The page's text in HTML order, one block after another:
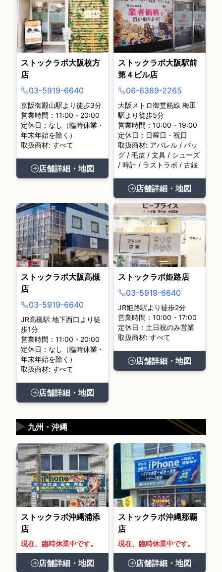
ストックラボ大阪枚方
店
03-5919-6640
京阪御殿山駅より徒歩3分
営業時間：11:00 - 20:00
定休日：なし（臨時休業・
年末年始を除く）
取扱商材: すべて
店舗詳細・地図
ストックラボ大阪駅前
第４ビル店
06-6389-2265
大阪メトロ御堂筋線 梅田
駅より徒歩5分
営業時間：10:00 - 19:00
定休日：日曜日・祝日
取扱商材: アパレル / バッ
グ / 毛皮 / 文具 / シューズ
/ 時計 / ラストラボ / 古銭
店舗詳細・地図
ストックラボ大阪高槻
店
03-5919-6640
JR高槻駅 地下西口より徒
歩1分
営業時間：11:00 - 20:00
定休日：なし（臨時休業・
年末年始を除く）
取扱商材: すべて
店舗詳細・地図
ストックラボ姫路店
03-5919-6640
JR姫路駅より徒歩2分
営業時間：10:00 - 17:00
定休日：土日祝のみ営業
取扱商材: すべて
店舗詳細・地図
九州・沖縄
▶
ストックラボ沖縄浦添
店
現在、臨時休業中です。
店舗詳細・地図
ストックラボ沖縄那覇
店
現在、臨時休業中です。
店舗詳細・地図